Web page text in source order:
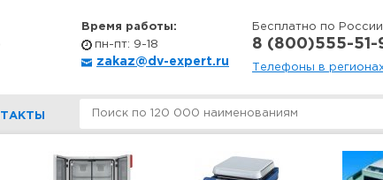
Время работы:
пн-пт: 9-18
zakaz@dv-expert.ru
Бесплатно по России
8 (800)555-51-
Телефоны в